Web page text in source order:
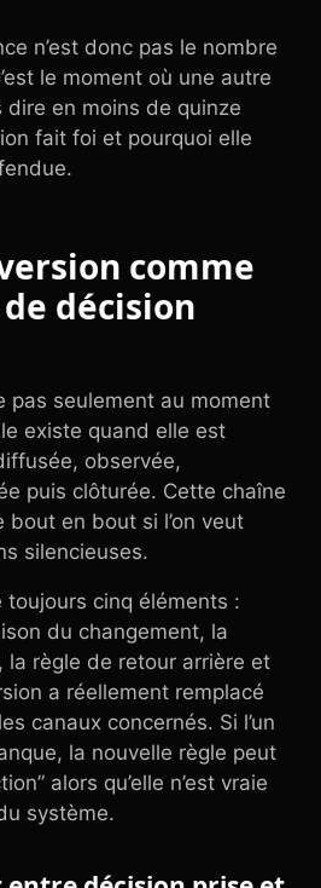
n’est donc pas le nombre
le moment où une autre
dire en moins de quinze
fait foi et pourquoi elle
comme
décision
pas seulement au moment
existe quand elle est
observée,
puis clôturée. Cette chaîne
en bout si l’on veut
silencieuses.
cinq éléments :
du changement, la
la règle de retour arrière et
a réellement remplacé
canaux concernés. Si l’un
la nouvelle règle peut
alors qu’elle n’est vraie
système.